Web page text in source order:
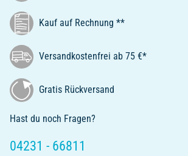
Kauf auf Rechnung **
Versandkostenfrei ab 75 €*
Gratis Rückversand
Hast du noch Fragen?
04231 - 66811